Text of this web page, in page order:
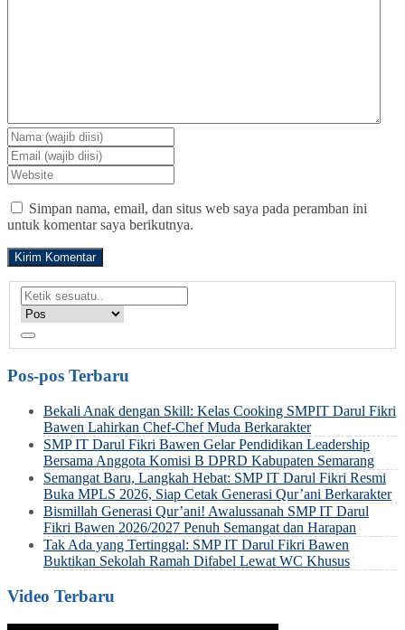
Simpan nama, email, dan situs web saya pada peramban ini
untuk komentar saya berikutnya.
Pos-pos Terbaru
Bekali Anak dengan Skill: Kelas Cooking SMPIT Darul Fikri
Bawen Lahirkan Chef-Chef Muda Berkarakter
SMP IT Darul Fikri Bawen Gelar Pendidikan Leadership
Bersama Anggota Komisi B DPRD Kabupaten Semarang
Semangat Baru, Langkah Hebat: SMP IT Darul Fikri Resmi
Buka MPLS 2026, Siap Cetak Generasi Qur’ani Berkarakter
Bismillah Generasi Qur’ani! Awalussanah SMP IT Darul
Fikri Bawen 2026/2027 Penuh Semangat dan Harapan
Tak Ada yang Tertinggal: SMP IT Darul Fikri Bawen
Buktikan Sekolah Ramah Difabel Lewat WC Khusus
Video Terbaru